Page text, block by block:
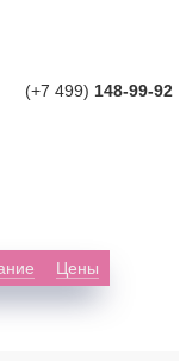
(+7 499) 148-99-92
Цены